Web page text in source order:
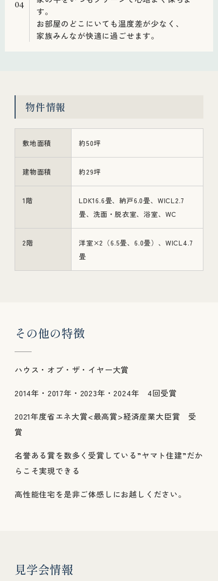
04
す。
お部屋のどこにいても温度差が少なく、
家族みんなが快適に過ごせます。
物件情報
敷地面積 約50坪
建物面積 約29坪
1階
LDK16.6畳、納戸6.0畳、WICL2.7
畳、洗面・脱衣室、浴室、WC
2階
洋室×2（6.5畳、6.0畳）、WICL4.7
畳
その他の特徴
ハウス・オブ・ザ・イヤー大賞
2014年・2017年・2023年・2024年 4回受賞
2021年度省エネ大賞<最高賞>経済産業大臣賞 受
賞
名誉ある賞を数多く受賞している”ヤマト住建”だか
らこそ実現できる
高性能住宅を是非ご体感しにお越しください。
見学会情報